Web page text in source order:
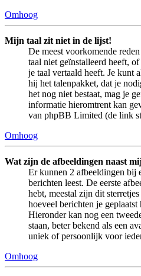
Omhoog
Mijn taal zit niet in de lijst!
De meest voorkomende
taal niet geïnstalleerd heeft,
je taal vertaald heeft. Je kunt
hij het talenpakket, dat je
het nog niet bestaat, mag je
informatie hieromtrent kan
van phpBB Limited (de link
Omhoog
Wat zijn de afbeeldingen naast
Er kunnen 2 afbeeldingen bij
berichten leest. De eerste
hebt, meestal zijn dit
hoeveel berichten je
Hieronder kan nog een
staan, beter bekend als een
uniek of persoonlijk voor
Omhoog